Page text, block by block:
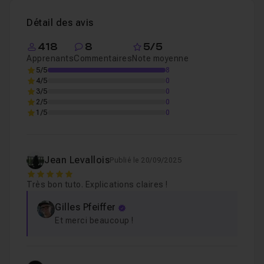
Bonne formation !
Chapitre 4 : Autres exemples d'illustrations avec
Chapitre 5 : Conclusion du tuto 02m54
Détail des avis
418
Apprenants
8
Commentaires
5/5
Note moyenne
5/5
8
4/5
0
3/5
0
2/5
0
1/5
0
Jean LevalloisPublié le 20/09/2025
5
Très bon tuto. Explications claires !
Gilles Pfeiffer
Et merci beaucoup !